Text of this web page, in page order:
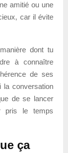
amitié ou une
car il évite
dont tu
à connaître
de ses
la conversation
de se lancer
pris le temps
ça